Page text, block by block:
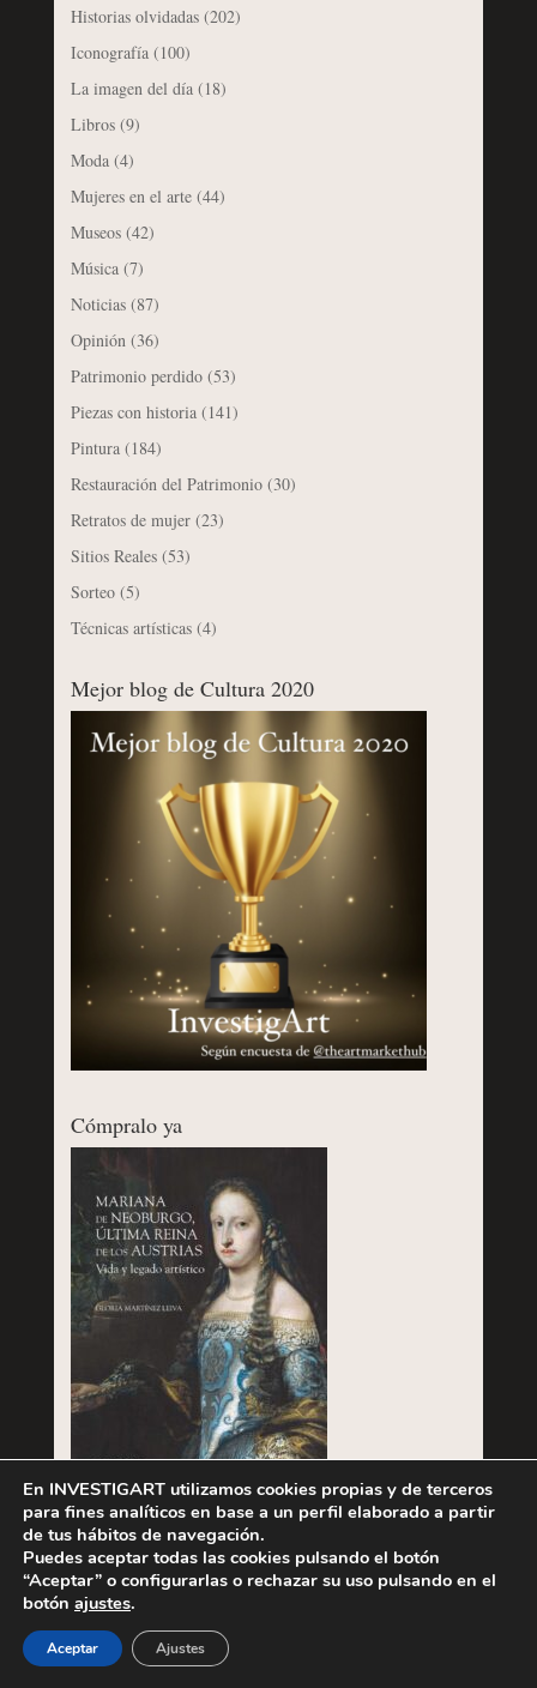
Historias olvidadas(202)
Iconografía(100)
La imagen del día(18)
Libros(9)
Moda(4)
Mujeres en el arte(44)
Museos(42)
Música(7)
Noticias(87)
Opinión(36)
Patrimonio perdido(53)
Piezas con historia(141)
Pintura(184)
Restauración del Patrimonio(30)
Retratos de mujer(23)
Sitios Reales(53)
Sorteo(5)
Técnicas artísticas(4)
Mejor blog de Cultura 2020
Cómpralo ya
Cómpralo ya
En INVESTIGART utilizamos cookies propias y de terceros
para fines analíticos en base a un perfil elaborado a partir
de tus hábitos de navegación.
Puedes aceptar todas las cookies pulsando el botón
“Aceptar” o configurarlas o rechazar su uso pulsando en el
botón ajustes.
Aceptar Ajustes